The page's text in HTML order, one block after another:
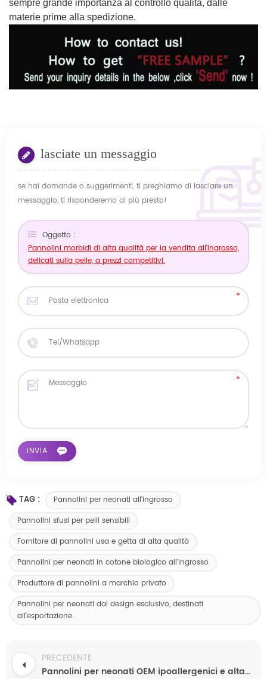
sempre grande importanza al controllo qualità, dalle
materie prime alla spedizione.
lasciate un messaggio
se hai domande o suggerimenti, ti preghiamo di lasciare un
messaggio, ti risponderemo al più presto!
Oggetto :
Pannolini morbidi di alta qualità per la vendita all'ingrosso,
delicati sulla pelle, a prezzi competitivi.
TAG :
Pannolini per neonati all'ingrosso
Pannolini sfusi per pelli sensibili
Fornitore di pannolini usa e getta di alta qualità
Pannolini per neonati in cotone biologico all'ingrosso
Produttore di pannolini a marchio privato
Pannolini per neonati dal design esclusivo, destinati
all'esportazione.
PRECEDENTE
Pannolini per neonati OEM ipoallergenici e altamente assorbenti, taglie da neonato a lattante.